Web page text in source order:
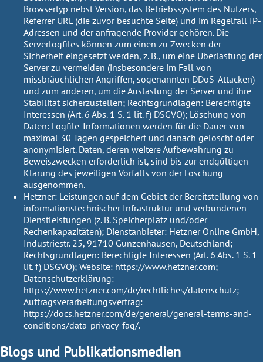
Browsertyp nebst Version, das Betriebssystem des Nutzers,
Referrer URL (die zuvor besuchte Seite) und im Regelfall IP-
Adressen und der anfragende Provider gehören. Die
Serverlogfiles können zum einen zu Zwecken der
Sicherheit eingesetzt werden, z. B., um eine Überlastung der
Server zu vermeiden (insbesondere im Fall von
missbräuchlichen Angriffen, sogenannten DDoS-Attacken)
und zum anderen, um die Auslastung der Server und ihre
Stabilität sicherzustellen; Rechtsgrundlagen: Berechtigte
Interessen (Art. 6 Abs. 1 S. 1 lit. f) DSGVO); Löschung von
Daten: Logfile-Informationen werden für die Dauer von
maximal 30 Tagen gespeichert und danach gelöscht oder
anonymisiert. Daten, deren weitere Aufbewahrung zu
Beweiszwecken erforderlich ist, sind bis zur endgültigen
Klärung des jeweiligen Vorfalls von der Löschung
ausgenommen.
Hetzner: Leistungen auf dem Gebiet der Bereitstellung von
informationstechnischer Infrastruktur und verbundenen
Dienstleistungen (z. B. Speicherplatz und/oder
Rechenkapazitäten); Dienstanbieter: Hetzner Online GmbH,
Industriestr. 25, 91710 Gunzenhausen, Deutschland;
Rechtsgrundlagen: Berechtigte Interessen (Art. 6 Abs. 1 S. 1
lit. f) DSGVO); Website: https://www.hetzner.com;
Datenschutzerklärung:
https://www.hetzner.com/de/rechtliches/datenschutz;
Auftragsverarbeitungsvertrag:
https://docs.hetzner.com/de/general/general-terms-and-
conditions/data-privacy-faq/.
Blogs und Publikationsmedien